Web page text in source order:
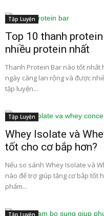
Tập Luyện
Top 10 thanh
nhiều protein nhất
Thanh Protein Bar nào tốt nhất
ngày càng lan rộng và được
tập luyện...
Tập Luyện
Whey Isolate và
tốt cho cơ bắp hơn?
Nếu so sánh Whey Isolate và
nào để trợ giúp tăng cơ bắp tốt
phẩm...
Tập Luyện